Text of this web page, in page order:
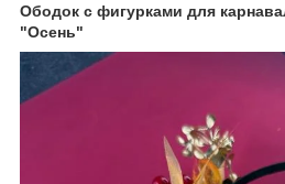
Ободок с фигурками для
"Осень"